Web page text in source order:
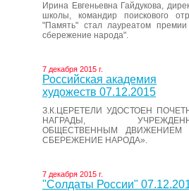
Ирина Евгеньевна Гайдукова,
школы, командир поискового
"Память" стал лауреатом
сбережение народа".
7 декабря 2015 г.
Российская академия
художеств 07.12.2015
З.К.ЦЕРЕТЕЛИ УДОСТОЕН
НАГРАДЫ,
ОБЩЕСТВЕННЫМ ДВИЖЕНИЕМ
СБЕРЕЖЕНИЕ НАРОДА».
7 декабря 2015 г.
"Солдаты России"